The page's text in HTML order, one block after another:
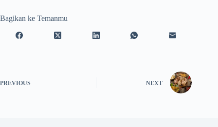
Bagikan ke Temanmu
PREVIOUS NEXT